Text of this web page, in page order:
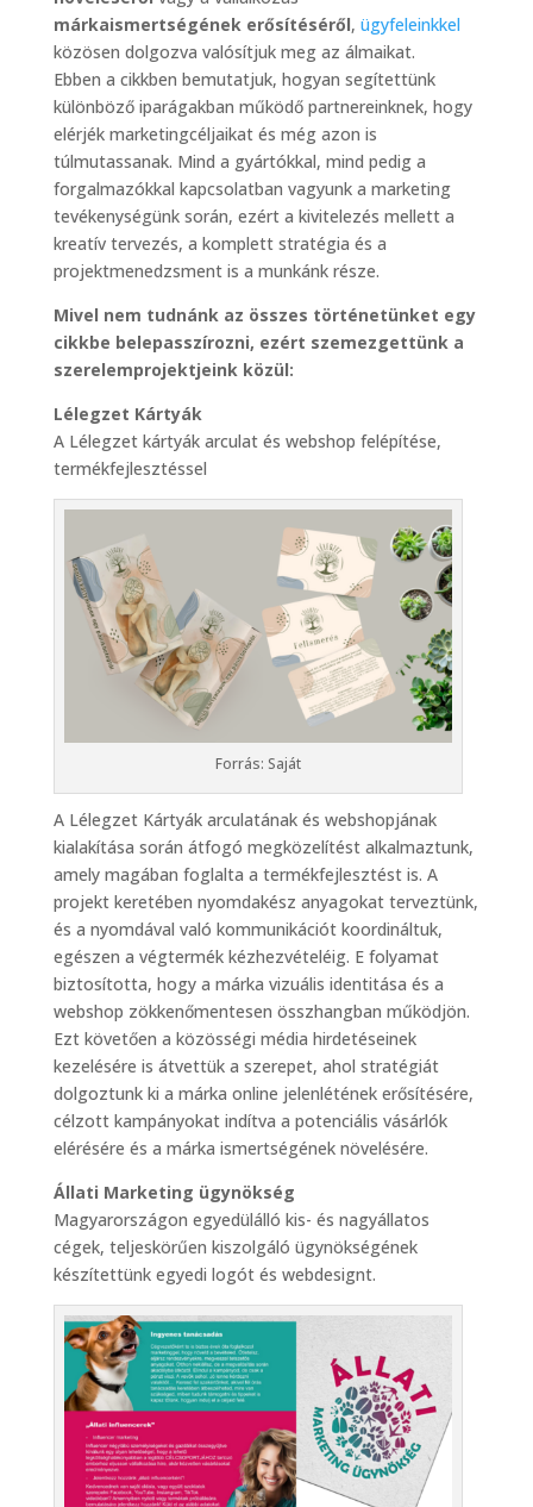
márkaismertségének erősítéséről, ügyfeleinkkel
közösen dolgozva valósítjuk meg az álmaikat.
Ebben a cikkben bemutatjuk, hogyan segítettünk
különböző iparágakban működő partnereinknek, hogy
elérjék marketingcéljaikat és még azon is
túlmutassanak. Mind a gyártókkal, mind pedig a
forgalmazókkal kapcsolatban vagyunk a marketing
tevékenységünk során, ezért a kivitelezés mellett a
kreatív tervezés, a komplett stratégia és a
projektmenedzsment is a munkánk része.
Mivel nem tudnánk az összes történetünket egy
cikkbe belepasszírozni, ezért szemezgettünk a
szerelemprojektjeink közül:
Lélegzet Kártyák
A Lélegzet kártyák arculat és webshop felépítése,
termékfejlesztéssel
Forrás: Saját
A Lélegzet Kártyák arculatának és webshopjának
kialakítása során átfogó megközelítést alkalmaztunk,
amely magában foglalta a termékfejlesztést is. A
projekt keretében nyomdakész anyagokat terveztünk,
és a nyomdával való kommunikációt koordináltuk,
egészen a végtermék kézhezvételéig. E folyamat
biztosította, hogy a márka vizuális identitása és a
webshop zökkenőmentesen összhangban működjön.
Ezt követően a közösségi média hirdetéseinek
kezelésére is átvettük a szerepet, ahol stratégiát
dolgoztunk ki a márka online jelenlétének erősítésére,
célzott kampányokat indítva a potenciális vásárlók
elérésére és a márka ismertségének növelésére.
Állati Marketing ügynökség
Magyarországon egyedülálló kis- és nagyállatos
cégek, teljeskörűen kiszolgáló ügynökségének
készítettünk egyedi logót és webdesignt.